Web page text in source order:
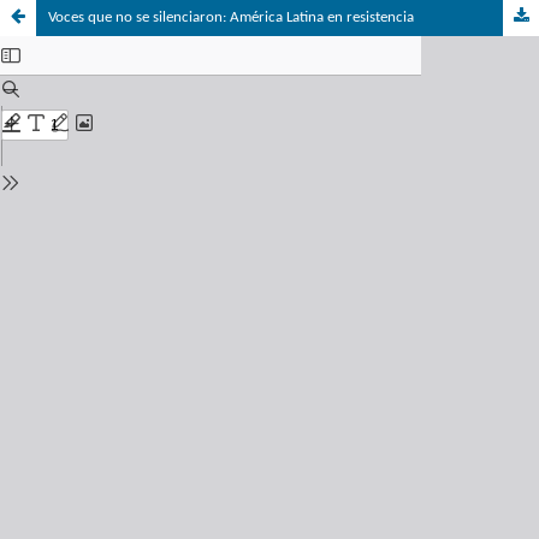
Voces que no se silenciaron: América Latina en resistencia